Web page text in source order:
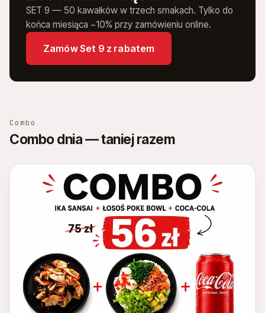
SET 9 — 50 kawałków w trzech smakach. Tylko do
końca miesiąca −10% przy zamówieniu online.
Zamów Set 9 z rabatem
Combo
Combo dnia — taniej razem